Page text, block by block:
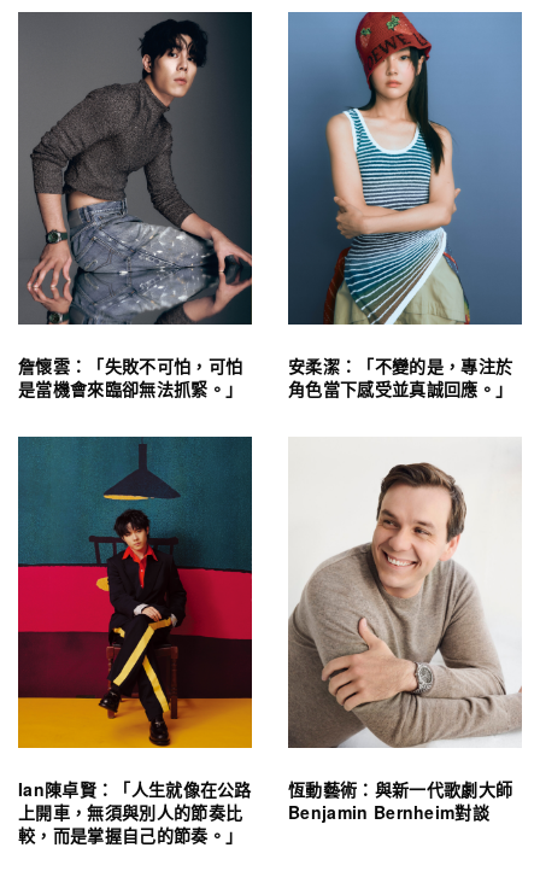
詹懷雲：「失敗不可怕，可怕
是當機會來臨卻無法抓緊。」
安柔潔：「不變的是，專注於
角色當下感受並真誠回應。」
Ian陳卓賢：「人生就像在公路
上開車，無須與別人的節奏比
較，而是掌握自己的節奏。」
恆動藝術：與新一代歌劇大師
Benjamin Bernheim對談